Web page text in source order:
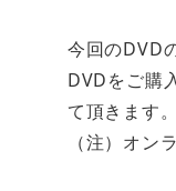
今回のDVD
DVDをご購
て頂きます。
（注）オン